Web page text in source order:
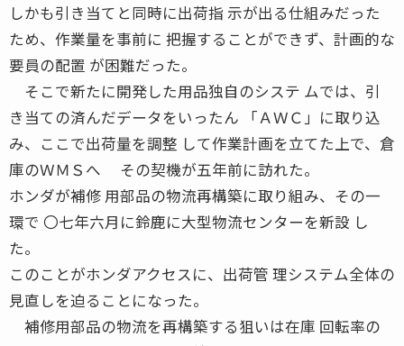
しかも引き当てと同時に出荷指 示が出る仕組みだった
ため、作業量を事前に 把握することができず、計画的な
要員の配置 が困難だった。
そこで新たに開発した用品独自のシステ ムでは、引
き当ての済んだデータをいったん 「ＡＷＣ」に取り込
み、ここで出荷量を調整 して作業計画を立てた上で、倉
庫のＷＭＳへ その契機が五年前に訪れた。
ホンダが補修 用部品の物流再構築に取り組み、その一
環で 〇七年六月に鈴鹿に大型物流センターを新設 し
た。
このことがホンダアクセスに、出荷管 理システム全体の
見直しを迫ることになった。
補修用部品の物流を再構築する狙いは在庫 回転率の